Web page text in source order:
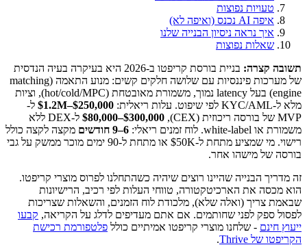
טעויות נפוצות
איפה AI נכנס (ואיפה לא)
איך נראה ניסיון הבנייה שלנו
שאלות נפוצות
תשובה קצרה:
בניית בורסת קריפטו ב-2026 היא בעיקרה בעיה הנדסית
של מערכות פיננסיות עם שלושה חלקים קשים: מנוע התאמה (matching
engine) בעל latency נמוך, משמורת מאובטחת (hot/cold/MPC), וציות
מלא ל-KYC/AML לפי שיפוט. עלות ריאלית:
$250,000–$1.2M
ל-
MVP של בורסה ריכוזית (CEX),
$80,000–$300,000
ל-DEX ללא
משמורת או white-label. לוח זמנים ריאלי:
6–9 חודשים
מקצה לקצה כולל
רישוי. מי שמציע מתחת ל-$50K או מתחת ל-90 ימים מוכר ממשק על גבי
בורסה של מישהו אחר.
זה מדריך הבנייה שהיינו רוצים שיהיה כשהתחלנו לפרוס מוצרי קריפטו.
הוא מכסה את הארכיטקטורה, טווחי העלות לפי רכיב, הרישיונות
שבאמת צריך (ואלה שלא), מלכודת לוח הזמנים, והשאלות שצריכות
לפסול ספק לפני שחותמים. אם אתם מעדיפים לדלג על הקריאה, קבעו
ייעוץ חינם - שלחנו מוצרי קריפטו אמיתיים כולל פלטפורמת רכישת
הקריפטו של Thrive
.